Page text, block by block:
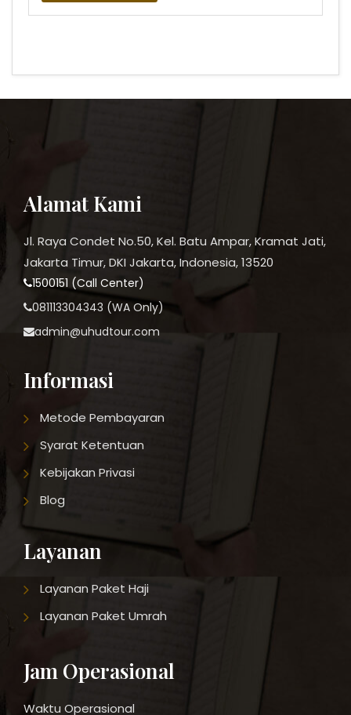
Alamat Kami
Jl. Raya Condet No.50, Kel. Batu Ampar, Kramat Jati,
Jakarta Timur, DKI Jakarta, Indonesia, 13520
1500151 (Call Center)
081113304343 (WA Only)
admin@uhudtour.com
Informasi
Metode Pembayaran
Syarat Ketentuan
Kebijakan Privasi
Blog
Layanan
Layanan Paket Haji
Layanan Paket Umrah
Jam Operasional
Waktu Operasional